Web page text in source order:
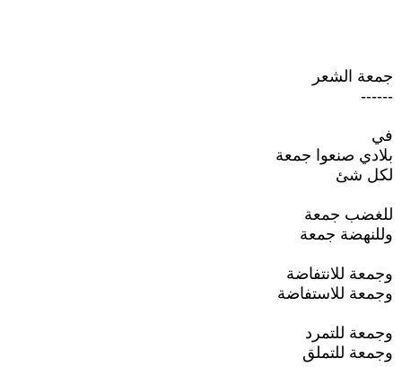
جمعة الشعر
------
في
بلادي صنعوا جمعة
لكل شئ
للغضب جمعة
وللنهضة جمعة
وجمعة للانتفاضة
وجمعة للاستفاضة
وجمعة للتمرد
وجمعة للتملق